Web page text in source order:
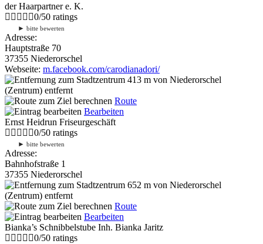
der Haarpartner e. K.
0/50 ratings
► bitte bewerten
Adresse:
Hauptstraße 70
37355 Niederorschel
Webseite: m.facebook.com/carodianadori/
413 m von Niederorschel
(Zentrum) entfernt
Route
Bearbeiten
Ernst Heidrun Friseurgeschäft
0/50 ratings
► bitte bewerten
Adresse:
Bahnhofstraße 1
37355 Niederorschel
652 m von Niederorschel
(Zentrum) entfernt
Route
Bearbeiten
Bianka’s Schnibbelstube Inh. Bianka Jaritz
0/50 ratings